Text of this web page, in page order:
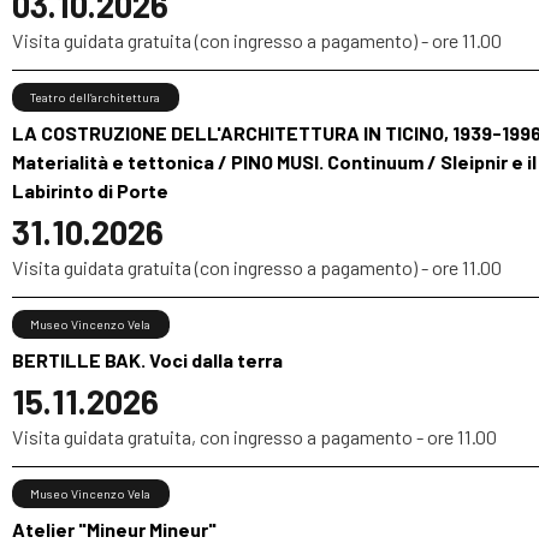
Visita guidata gratuita (con ingresso a pagamento) - ore 11.00
LA COSTRUZIONE DELL'ARCHITETTURA IN TICINO, 1939-
Materialità e tettonica / PINO MUSI. Continuum / Sleipnir e il
Labirinto di Porte
31.10.2026
Teatro dell’architettura
Visita guidata gratuita (con ingresso a pagamento) - ore 11.00
BERTILLE BAK. Voci dalla terra
15.11.2026
Museo Vincenzo Vela
Visita guidata gratuita, con ingresso a pagamento - ore 11.00
Atelier "Mineur Mineur"
Museo Vincenzo Vela